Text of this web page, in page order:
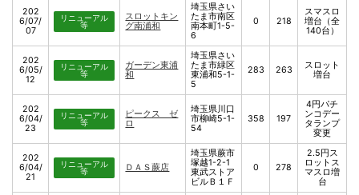
202
6/07/
07
リニューアル
等
スロットキン
グ南浦和
埼玉県さい
たま市南区
南本町1-5-
6
0 218
スマスロ
増台（全
140台）
202
6/05/
12
リニューアル
等
ガーデン東浦
和
埼玉県さい
たま市緑区
東浦和5-1-
5
283 263
スロット
増台
202
6/04/
23
リニューアル
等
ピークス ゼ
ロ
埼玉県川口
市柳崎5-1-
54
358 197
4円パチ
ンコデー
タランプ
変更
202
6/04/
21
リニューアル
等
ＤＡＳ蕨店
埼玉県蕨市
塚越1-2-1
東武ストア
ビルＢ１Ｆ
0 278
2.5円ス
ロットス
マスロ増
台